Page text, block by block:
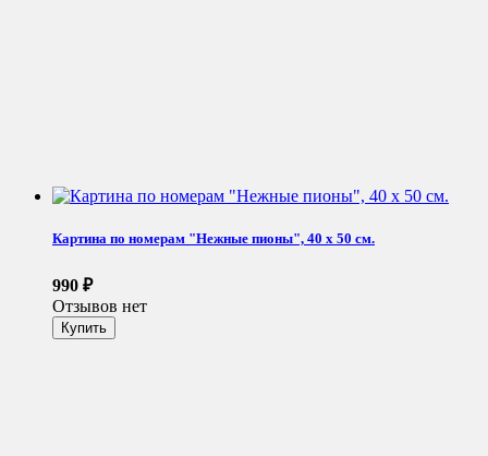
Картина по номерам "Нежные пионы", 40 x 50 см.
990 ₽
Отзывов нет